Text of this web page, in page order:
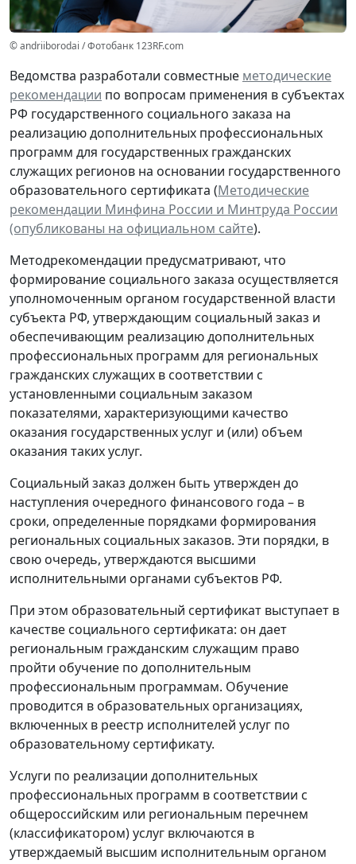
© andriiborodai / Фотобанк 123RF.com
Ведомства разработали совместные методические
рекомендации по вопросам применения в субъектах
РФ государственного социального заказа на
реализацию дополнительных профессиональных
программ для государственных гражданских
служащих регионов на основании государственного
образовательного сертификата (Методические
рекомендации Минфина России и Минтруда России
(опубликованы на официальном сайте).
Методрекомендации предусматривают, что
формирование социального заказа осуществляется
уполномоченным органом государственной власти
субъекта РФ, утверждающим социальный заказ и
обеспечивающим реализацию дополнительных
профессиональных программ для региональных
гражданских служащих в соответствии с
установленными социальным заказом
показателями, характеризующими качество
оказания государственных услуг и (или) объем
оказания таких услуг.
Социальный заказ должен быть утвержден до
наступления очередного финансового года – в
сроки, определенные порядками формирования
региональных социальных заказов. Эти порядки, в
свою очередь, утверждаются высшими
исполнительными органами субъектов РФ.
При этом образовательный сертификат выступает в
качестве социального сертификата: он дает
региональным гражданским служащим право
пройти обучение по дополнительным
профессиональным программам. Обучение
проводится в образовательных организациях,
включенных в реестр исполнителей услуг по
образовательному сертификату.
Услуги по реализации дополнительных
профессиональных программ в соответствии с
общероссийским или региональным перечнем
(классификатором) услуг включаются в
утверждаемый высшим исполнительным органом